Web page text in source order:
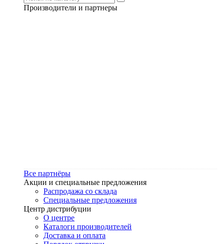
Производители и партнеры
Все партнёры
Акции и специальные предложения
Распродажа со склада
Специальные предложения
Центр дистрибуции
О центре
Каталоги производителей
Доставка и оплата